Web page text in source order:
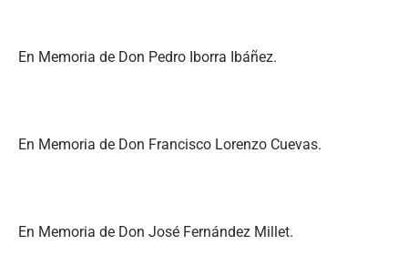
En Memoria de Don Pedro Iborra Ibáñez.
En Memoria de Don Francisco Lorenzo Cuevas.
En Memoria de Don José Fernández Millet.